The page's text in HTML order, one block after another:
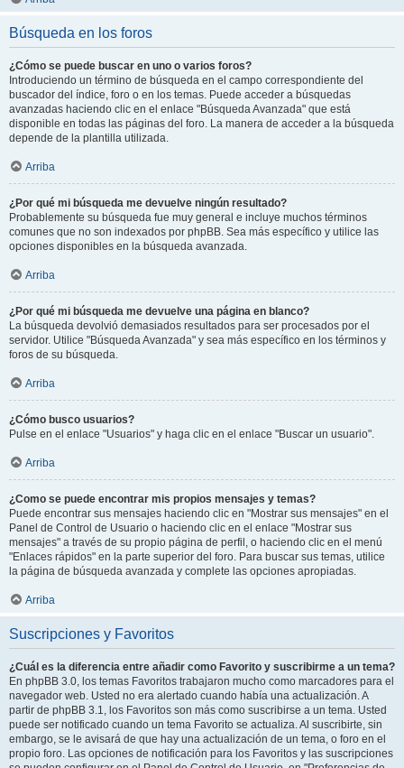
Búsqueda en los foros
¿Cómo se puede buscar en uno o varios foros?
Introduciendo un término de búsqueda en el campo correspondiente del
buscador del índice, foro o en los temas. Puede acceder a búsquedas
avanzadas haciendo clic en el enlace "Búsqueda Avanzada" que está
disponible en todas las páginas del foro. La manera de acceder a la búsqueda
depende de la plantilla utilizada.
Arriba
¿Por qué mi búsqueda me devuelve ningún resultado?
Probablemente su búsqueda fue muy general e incluye muchos términos
comunes que no son indexados por phpBB. Sea más específico y utilice las
opciones disponibles en la búsqueda avanzada.
Arriba
¿Por qué mi búsqueda me devuelve una página en blanco?
La búsqueda devolvió demasiados resultados para ser procesados por el
servidor. Utilice "Búsqueda Avanzada" y sea más específico en los términos y
foros de su búsqueda.
Arriba
¿Cómo busco usuarios?
Pulse en el enlace "Usuarios" y haga clic en el enlace "Buscar un usuario".
Arriba
¿Como se puede encontrar mis propios mensajes y temas?
Puede encontrar sus mensajes haciendo clic en "Mostrar sus mensajes" en el
Panel de Control de Usuario o haciendo clic en el enlace "Mostrar sus
mensajes" a través de su propio página de perfil, o haciendo clic en el menú
"Enlaces rápidos" en la parte superior del foro. Para buscar sus temas, utilice
la página de búsqueda avanzada y complete las opciones apropiadas.
Arriba
Suscripciones y Favoritos
¿Cuál es la diferencia entre añadir como Favorito y suscribirme a un tema?
En phpBB 3.0, los temas Favoritos trabajaron mucho como marcadores para el
navegador web. Usted no era alertado cuando había una actualización. A
partir de phpBB 3.1, los Favoritos son más como suscribirse a un tema. Usted
puede ser notificado cuando un tema Favorito se actualiza. Al suscribirte, sin
embargo, se le avisará de que hay una actualización de un tema, o foro en el
propio foro. Las opciones de notificación para los Favoritos y las suscripciones